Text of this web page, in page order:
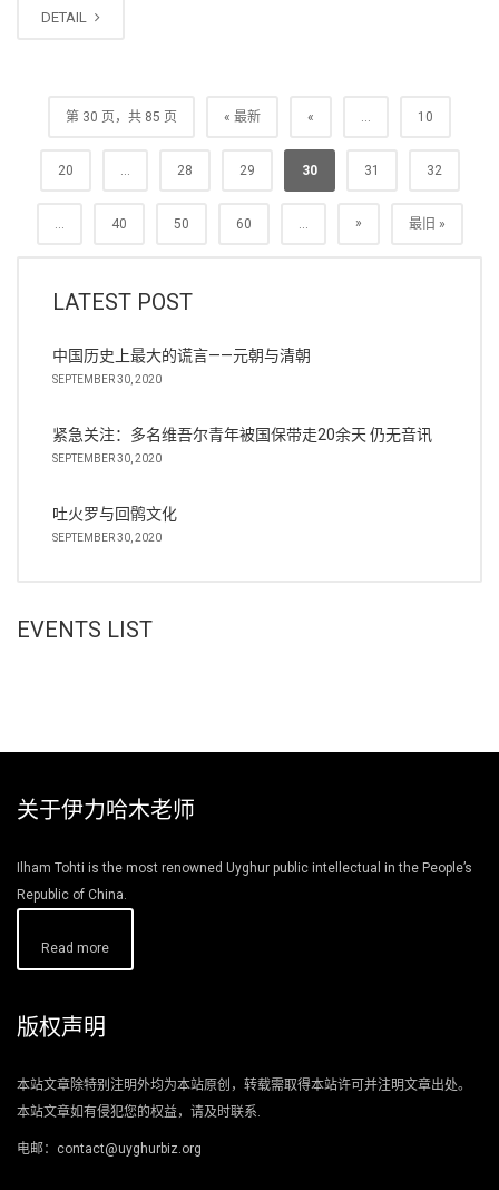
DETAIL
第 30 页，共 85 页 « 最新 « ... 10
20 ... 28 29 30 31 32
... 40 50 60 ... » 最旧 »
LATEST POST
中国历史上最大的谎言——元朝与清朝
SEPTEMBER 30, 2020
紧急关注：多名维吾尔青年被国保带走20余天 仍无音讯
SEPTEMBER 30, 2020
吐火罗与回鹘文化
SEPTEMBER 30, 2020
EVENTS LIST
关于伊力哈木老师
Ilham Tohti is the most renowned Uyghur public intellectual in the People’s
Republic of China.
Read more
版权声明
本站文章除特别注明外均为本站原创，转载需取得本站许可并注明文章出处。
本站文章如有侵犯您的权益，请及时联系.
电邮：contact@uyghurbiz.org